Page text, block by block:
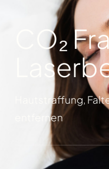
CO₂
Hautstraffung,
entfernen